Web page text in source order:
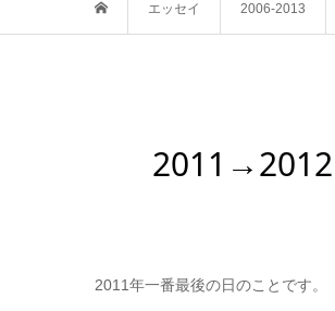
エッセイ 2006-2013
2011年一番最後の日のことです。